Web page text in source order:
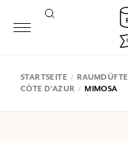
STARTSEITE RAUMDÜFTE
CÔTE D'AZUR
MIMOSA